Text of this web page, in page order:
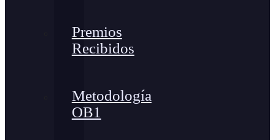
Premios
Recibidos
Metodología
OB1